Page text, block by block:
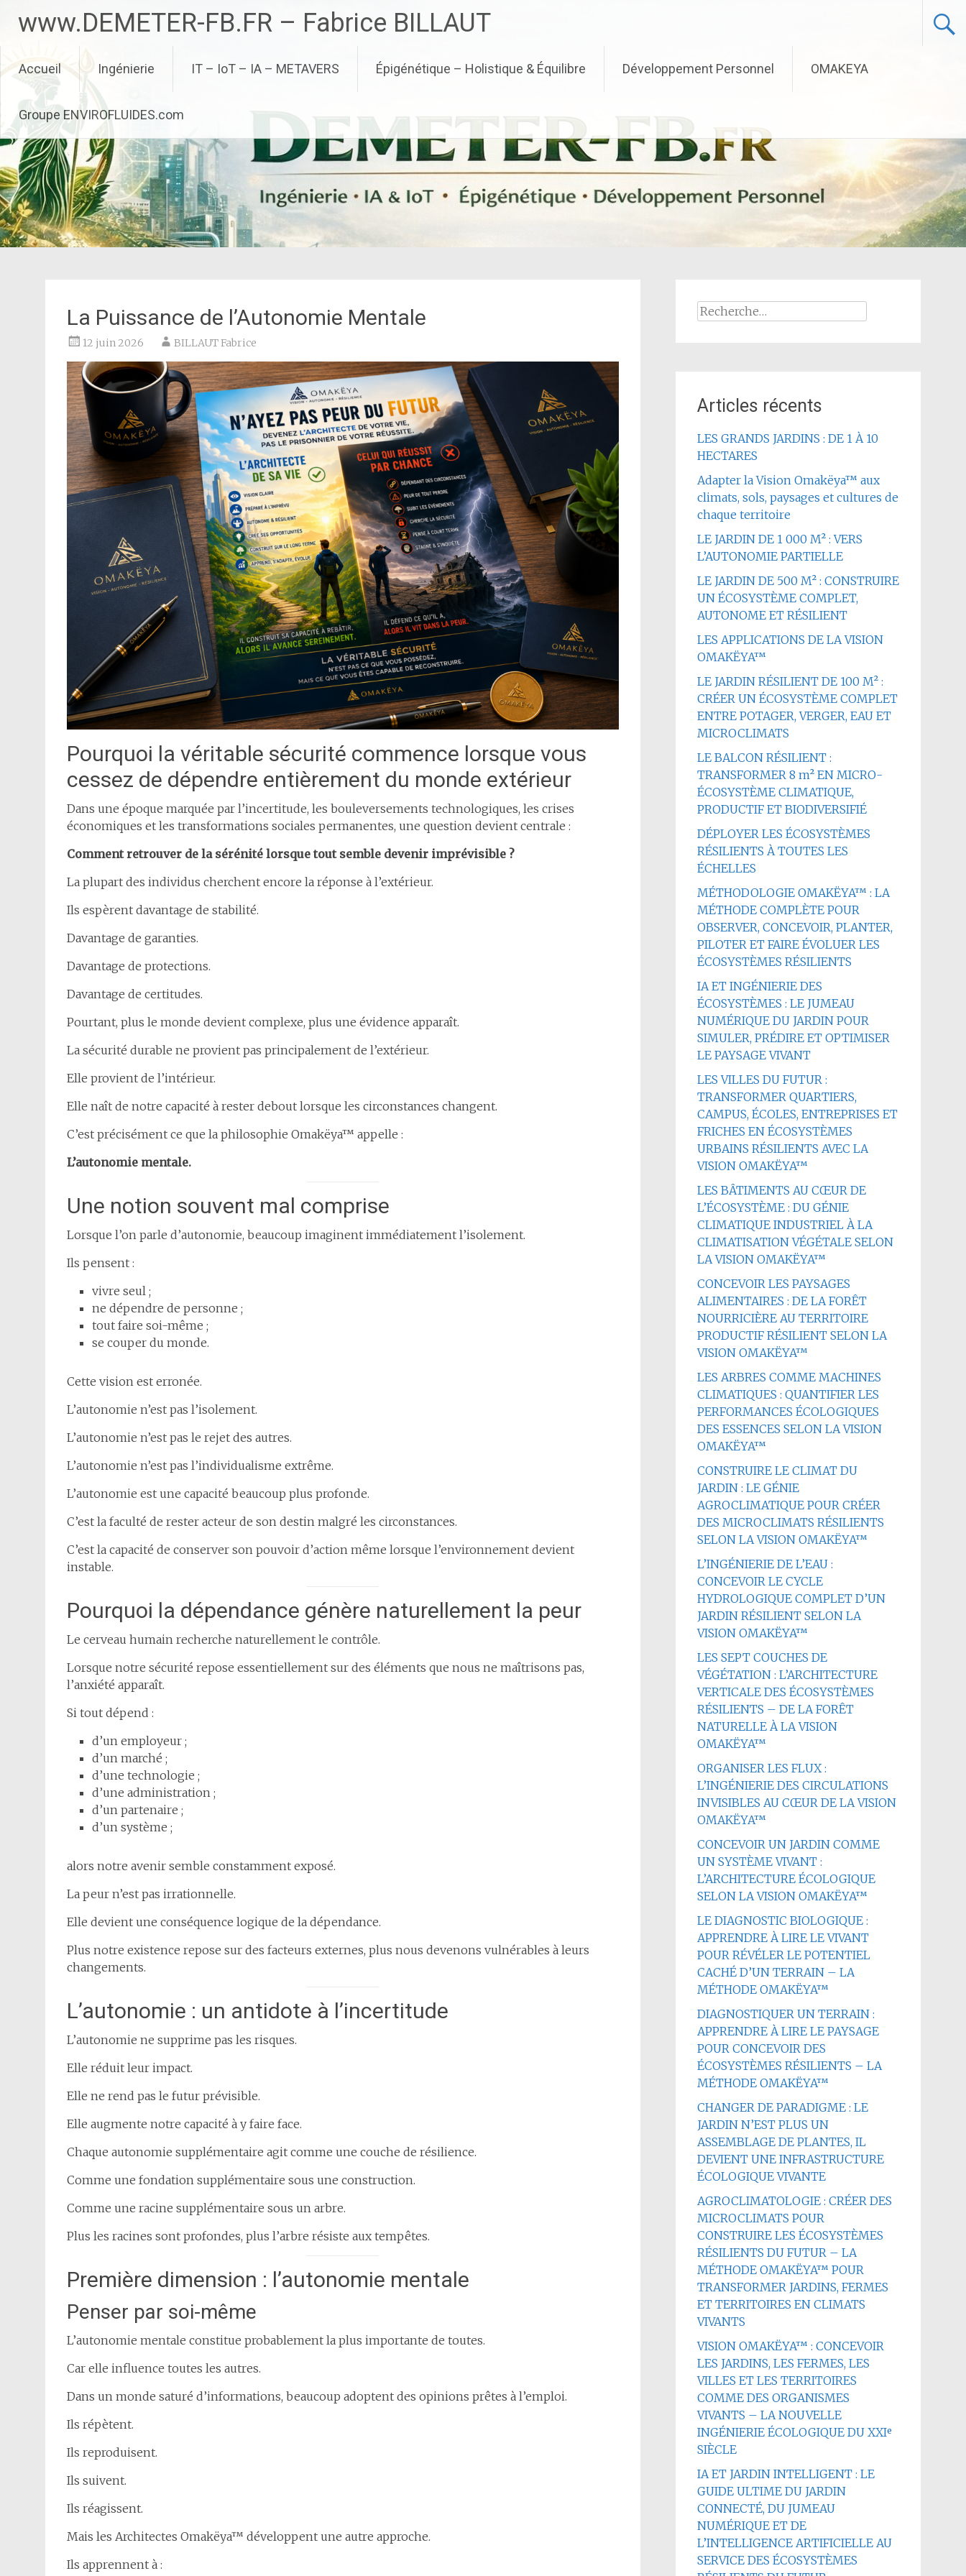
contenu
www.DEMETER-FB.FR – Fabrice BILLAUT
Accueil Ingénierie IT – IoT – IA – METAVERS Épigénétique – Holistique & Équilibre Développement Personnel OMAKEYA
Groupe ENVIROFLUIDES.com
La Puissance de l’Autonomie Mentale
12 juin 2026 BILLAUT Fabrice
Pourquoi la véritable sécurité commence lorsque vous
cessez de dépendre entièrement du monde extérieur
Dans une époque marquée par l’incertitude, les bouleversements technologiques, les crises
économiques et les transformations sociales permanentes, une question devient centrale :
Comment retrouver de la sérénité lorsque tout semble devenir imprévisible ?
La plupart des individus cherchent encore la réponse à l’extérieur.
Ils espèrent davantage de stabilité.
Davantage de garanties.
Davantage de protections.
Davantage de certitudes.
Pourtant, plus le monde devient complexe, plus une évidence apparaît.
La sécurité durable ne provient pas principalement de l’extérieur.
Elle provient de l’intérieur.
Elle naît de notre capacité à rester debout lorsque les circonstances changent.
C’est précisément ce que la philosophie Omakëya™ appelle :
L’autonomie mentale.
Une notion souvent mal comprise
Lorsque l’on parle d’autonomie, beaucoup imaginent immédiatement l’isolement.
Ils pensent :
vivre seul ;
ne dépendre de personne ;
tout faire soi-même ;
se couper du monde.
Cette vision est erronée.
L’autonomie n’est pas l’isolement.
L’autonomie n’est pas le rejet des autres.
L’autonomie n’est pas l’individualisme extrême.
L’autonomie est une capacité beaucoup plus profonde.
C’est la faculté de rester acteur de son destin malgré les circonstances.
C’est la capacité de conserver son pouvoir d’action même lorsque l’environnement devient
instable.
Pourquoi la dépendance génère naturellement la peur
Le cerveau humain recherche naturellement le contrôle.
Lorsque notre sécurité repose essentiellement sur des éléments que nous ne maîtrisons pas,
l’anxiété apparaît.
Si tout dépend :
d’un employeur ;
d’un marché ;
d’une technologie ;
d’une administration ;
d’un partenaire ;
d’un système ;
alors notre avenir semble constamment exposé.
La peur n’est pas irrationnelle.
Elle devient une conséquence logique de la dépendance.
Plus notre existence repose sur des facteurs externes, plus nous devenons vulnérables à leurs
changements.
L’autonomie : un antidote à l’incertitude
L’autonomie ne supprime pas les risques.
Elle réduit leur impact.
Elle ne rend pas le futur prévisible.
Elle augmente notre capacité à y faire face.
Chaque autonomie supplémentaire agit comme une couche de résilience.
Comme une fondation supplémentaire sous une construction.
Comme une racine supplémentaire sous un arbre.
Plus les racines sont profondes, plus l’arbre résiste aux tempêtes.
Première dimension : l’autonomie mentale
Penser par soi-même
L’autonomie mentale constitue probablement la plus importante de toutes.
Car elle influence toutes les autres.
Dans un monde saturé d’informations, beaucoup adoptent des opinions prêtes à l’emploi.
Ils répètent.
Ils reproduisent.
Ils suivent.
Ils réagissent.
Mais les Architectes Omakëya™ développent une autre approche.
Ils apprennent à :
Rechercher :
Articles récents
LES GRANDS JARDINS : DE 1 À 10
HECTARES
Adapter la Vision Omakëya™ aux
climats, sols, paysages et cultures de
chaque territoire
LE JARDIN DE 1 000 M² : VERS
L’AUTONOMIE PARTIELLE
LE JARDIN DE 500 M² : CONSTRUIRE
UN ÉCOSYSTÈME COMPLET,
AUTONOME ET RÉSILIENT
LES APPLICATIONS DE LA VISION
OMAKËYA™
LE JARDIN RÉSILIENT DE 100 M² :
CRÉER UN ÉCOSYSTÈME COMPLET
ENTRE POTAGER, VERGER, EAU ET
MICROCLIMATS
LE BALCON RÉSILIENT :
TRANSFORMER 8 m² EN MICRO-
ÉCOSYSTÈME CLIMATIQUE,
PRODUCTIF ET BIODIVERSIFIÉ
DÉPLOYER LES ÉCOSYSTÈMES
RÉSILIENTS À TOUTES LES
ÉCHELLES
MÉTHODOLOGIE OMAKËYA™ : LA
MÉTHODE COMPLÈTE POUR
OBSERVER, CONCEVOIR, PLANTER,
PILOTER ET FAIRE ÉVOLUER LES
ÉCOSYSTÈMES RÉSILIENTS
IA ET INGÉNIERIE DES
ÉCOSYSTÈMES : LE JUMEAU
NUMÉRIQUE DU JARDIN POUR
SIMULER, PRÉDIRE ET OPTIMISER
LE PAYSAGE VIVANT
LES VILLES DU FUTUR :
TRANSFORMER QUARTIERS,
CAMPUS, ÉCOLES, ENTREPRISES ET
FRICHES EN ÉCOSYSTÈMES
URBAINS RÉSILIENTS AVEC LA
VISION OMAKËYA™
LES BÂTIMENTS AU CŒUR DE
L’ÉCOSYSTÈME : DU GÉNIE
CLIMATIQUE INDUSTRIEL À LA
CLIMATISATION VÉGÉTALE SELON
LA VISION OMAKËYA™
CONCEVOIR LES PAYSAGES
ALIMENTAIRES : DE LA FORÊT
NOURRICIÈRE AU TERRITOIRE
PRODUCTIF RÉSILIENT SELON LA
VISION OMAKËYA™
LES ARBRES COMME MACHINES
CLIMATIQUES : QUANTIFIER LES
PERFORMANCES ÉCOLOGIQUES
DES ESSENCES SELON LA VISION
OMAKËYA™
CONSTRUIRE LE CLIMAT DU
JARDIN : LE GÉNIE
AGROCLIMATIQUE POUR CRÉER
DES MICROCLIMATS RÉSILIENTS
SELON LA VISION OMAKËYA™
L’INGÉNIERIE DE L’EAU :
CONCEVOIR LE CYCLE
HYDROLOGIQUE COMPLET D’UN
JARDIN RÉSILIENT SELON LA
VISION OMAKËYA™
LES SEPT COUCHES DE
VÉGÉTATION : L’ARCHITECTURE
VERTICALE DES ÉCOSYSTÈMES
RÉSILIENTS – DE LA FORÊT
NATURELLE À LA VISION
OMAKËYA™
ORGANISER LES FLUX :
L’INGÉNIERIE DES CIRCULATIONS
INVISIBLES AU CŒUR DE LA VISION
OMAKËYA™
CONCEVOIR UN JARDIN COMME
UN SYSTÈME VIVANT :
L’ARCHITECTURE ÉCOLOGIQUE
SELON LA VISION OMAKËYA™
LE DIAGNOSTIC BIOLOGIQUE :
APPRENDRE À LIRE LE VIVANT
POUR RÉVÉLER LE POTENTIEL
CACHÉ D’UN TERRAIN – LA
MÉTHODE OMAKËYA™
DIAGNOSTIQUER UN TERRAIN :
APPRENDRE À LIRE LE PAYSAGE
POUR CONCEVOIR DES
ÉCOSYSTÈMES RÉSILIENTS – LA
MÉTHODE OMAKËYA™
CHANGER DE PARADIGME : LE
JARDIN N’EST PLUS UN
ASSEMBLAGE DE PLANTES, IL
DEVIENT UNE INFRASTRUCTURE
ÉCOLOGIQUE VIVANTE
AGROCLIMATOLOGIE : CRÉER DES
MICROCLIMATS POUR
CONSTRUIRE LES ÉCOSYSTÈMES
RÉSILIENTS DU FUTUR – LA
MÉTHODE OMAKËYA™ POUR
TRANSFORMER JARDINS, FERMES
ET TERRITOIRES EN CLIMATS
VIVANTS
VISION OMAKËYA™ : CONCEVOIR
LES JARDINS, LES FERMES, LES
VILLES ET LES TERRITOIRES
COMME DES ORGANISMES
VIVANTS – LA NOUVELLE
INGÉNIERIE ÉCOLOGIQUE DU XXIᵉ
SIÈCLE
IA ET JARDIN INTELLIGENT : LE
GUIDE ULTIME DU JARDIN
CONNECTÉ, DU JUMEAU
NUMÉRIQUE ET DE
L’INTELLIGENCE ARTIFICIELLE AU
SERVICE DES ÉCOSYSTÈMES